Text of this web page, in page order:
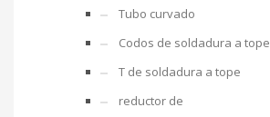
Tubo curvado
Codos de soldadura a tope
T de soldadura a tope
reductor de